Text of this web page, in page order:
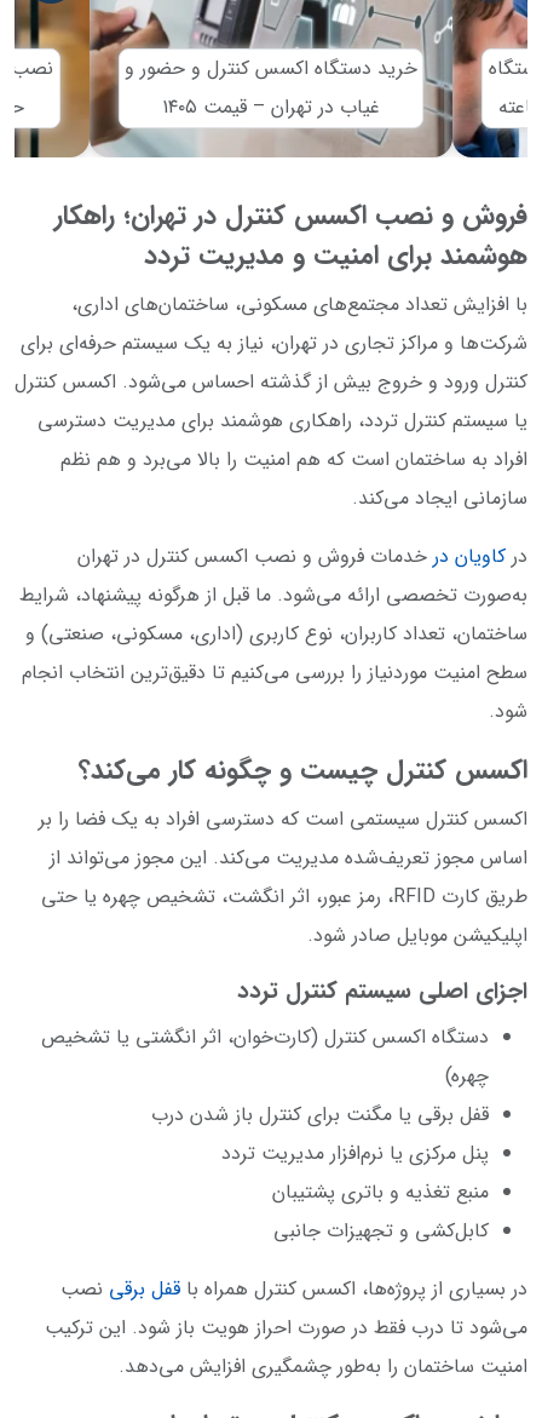
خرید دستگاه اکسس کنترل و حضور و
غیاب در تهران – قیمت ۱۴۰۵
نصب
فروش و نصب اکسس کنترل در تهران؛ راهکار
هوشمند برای امنیت و مدیریت تردد
با افزایش تعداد مجتمع‌های مسکونی، ساختمان‌های اداری،
شرکت‌ها و مراکز تجاری در تهران، نیاز به یک سیستم حرفه‌ای برای
کنترل ورود و خروج بیش از گذشته احساس می‌شود. اکسس کنترل
یا سیستم کنترل تردد، راهکاری هوشمند برای مدیریت دسترسی
افراد به ساختمان است که هم امنیت را بالا می‌برد و هم نظم
سازمانی ایجاد می‌کند.
در کاویان در خدمات فروش و نصب اکسس کنترل در تهران
به‌صورت تخصصی ارائه می‌شود. ما قبل از هرگونه پیشنهاد، شرایط
ساختمان، تعداد کاربران، نوع کاربری (اداری، مسکونی، صنعتی) و
سطح امنیت موردنیاز را بررسی می‌کنیم تا دقیق‌ترین انتخاب انجام
شود.
اکسس کنترل چیست و چگونه کار می‌کند؟
اکسس کنترل سیستمی است که دسترسی افراد به یک فضا را بر
اساس مجوز تعریف‌شده مدیریت می‌کند. این مجوز می‌تواند از
طریق کارت RFID، رمز عبور، اثر انگشت، تشخیص چهره یا حتی
اپلیکیشن موبایل صادر شود.
اجزای اصلی سیستم کنترل تردد
دستگاه اکسس کنترل (کارت‌خوان، اثر انگشتی یا تشخیص
چهره)
قفل برقی یا مگنت برای کنترل باز شدن درب
پنل مرکزی یا نرم‌افزار مدیریت تردد
منبع تغذیه و باتری پشتیبان
کابل‌کشی و تجهیزات جانبی
در بسیاری از پروژه‌ها، اکسس کنترل همراه با قفل برقی نصب
می‌شود تا درب فقط در صورت احراز هویت باز شود. این ترکیب
امنیت ساختمان را به‌طور چشمگیری افزایش می‌دهد.